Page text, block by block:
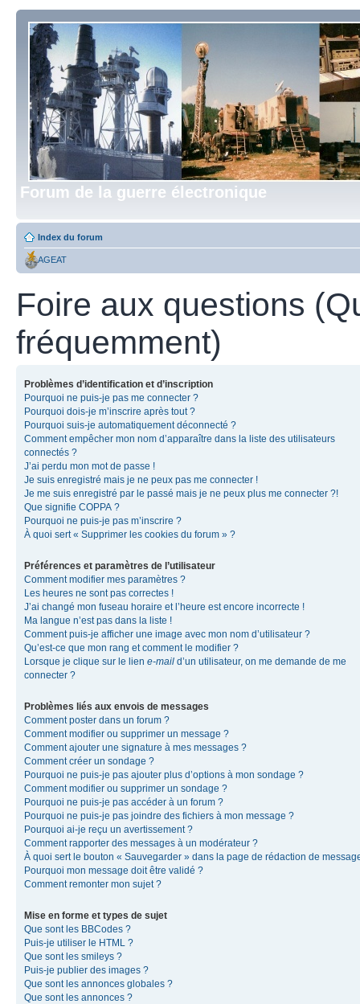
Forum de la guerre électronique
Index du forum
AGEAT
Foire aux questions
fréquemment)
Problèmes d’identification et d’inscription
Pourquoi ne puis-je pas me connecter ?
Pourquoi dois-je m’inscrire après tout ?
Pourquoi suis-je automatiquement déconnecté ?
Comment empêcher mon nom d’apparaître dans la liste des utilisateurs
connectés ?
J’ai perdu mon mot de passe !
Je suis enregistré mais je ne peux pas me connecter !
Je me suis enregistré par le passé mais je ne peux plus me connecter ?!
Que signifie COPPA ?
Pourquoi ne puis-je pas m’inscrire ?
À quoi sert « Supprimer les cookies du forum » ?
Préférences et paramètres de l’utilisateur
Comment modifier mes paramètres ?
Les heures ne sont pas correctes !
J’ai changé mon fuseau horaire et l’heure est encore incorrecte !
Ma langue n’est pas dans la liste !
Comment puis-je afficher une image avec mon nom d’utilisateur ?
Qu’est-ce que mon rang et comment le modifier ?
Lorsque je clique sur le lien e-mail d’un utilisateur, on me demande de me
connecter ?
Problèmes liés aux envois de messages
Comment poster dans un forum ?
Comment modifier ou supprimer un message ?
Comment ajouter une signature à mes messages ?
Comment créer un sondage ?
Pourquoi ne puis-je pas ajouter plus d’options à mon sondage ?
Comment modifier ou supprimer un sondage ?
Pourquoi ne puis-je pas accéder à un forum ?
Pourquoi ne puis-je pas joindre des fichiers à mon message ?
Pourquoi ai-je reçu un avertissement ?
Comment rapporter des messages à un modérateur ?
À quoi sert le bouton « Sauvegarder » dans la page de rédaction de
Pourquoi mon message doit être validé ?
Comment remonter mon sujet ?
Mise en forme et types de sujet
Que sont les BBCodes ?
Puis-je utiliser le HTML ?
Que sont les smileys ?
Puis-je publier des images ?
Que sont les annonces globales ?
Que sont les annonces ?